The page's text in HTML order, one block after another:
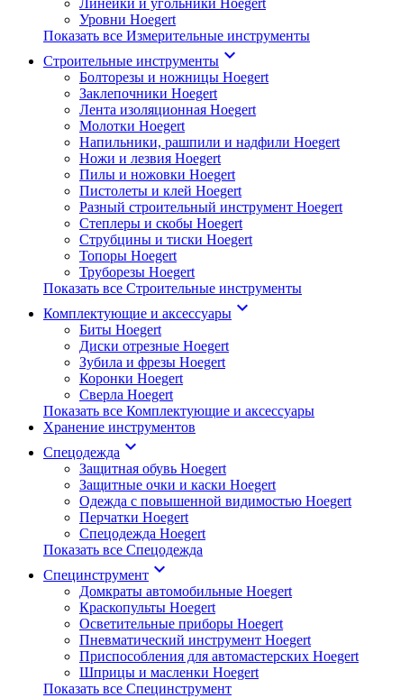
Линейки и угольники Hoegert
Уровни Hoegert
Показать все Измерительные инструменты
Строительные инструменты keyboard_arrow_down
Болторезы и ножницы Hoegert
Заклепочники Hoegert
Лента изоляционная Hoegert
Молотки Hoegert
Напильники, рашпили и надфили Hoegert
Ножи и лезвия Hoegert
Пилы и ножовки Hoegert
Пистолеты и клей Hoegert
Разный строительный инструмент Hoegert
Степлеры и скобы Hoegert
Струбцины и тиски Hoegert
Топоры Hoegert
Труборезы Hoegert
Показать все Строительные инструменты
Комплектующие и аксессуары keyboard_arrow_down
Биты Hoegert
Диски отрезные Hoegert
Зубила и фрезы Hoegert
Коронки Hoegert
Сверла Hoegert
Показать все Комплектующие и аксессуары
Хранение инструментов
Спецодежда keyboard_arrow_down
Защитная обувь Hoegert
Защитные очки и каски Hoegert
Одежда с повышенной видимостью Hoegert
Перчатки Hoegert
Спецодежда Hoegert
Показать все Спецодежда
Специнструмент keyboard_arrow_down
Домкраты автомобильные Hoegert
Краскопульты Hoegert
Осветительные приборы Hoegert
Пневматический инструмент Hoegert
Приспособления для автомастерских Hoegert
Шприцы и масленки Hoegert
Показать все Специнструмент